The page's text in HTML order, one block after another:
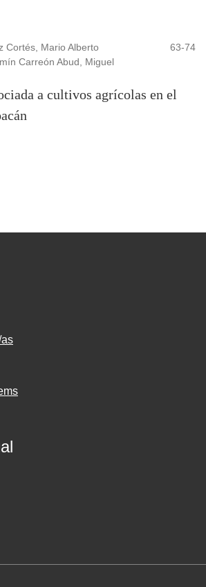
Cortés, Mario Alberto
Carreón Abud, Miguel
63-74
a cultivos agrícolas en el